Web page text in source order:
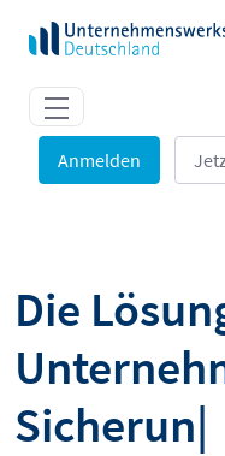
Zum Hauptinhalt
Anmelden
Die
Sicherung